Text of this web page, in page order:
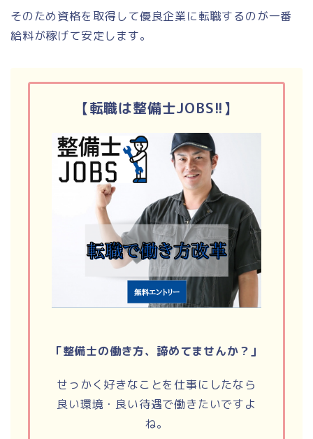
そのため資格を取得して優良企業に転職するのが一番
給料が稼げて安定します。
【転職は整備士JOBS!!】
「整備士の働き方、諦めてませんか？」
せっかく好きなことを仕事にしたなら
良い環境・良い待遇で働きたいですよ
ね。